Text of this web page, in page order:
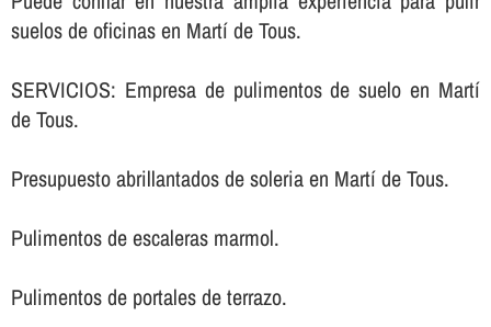
suelos de oficinas en Martí de Tous.
SERVICIOS: Empresa de pulimentos de suelo en Martí
de Tous.
Presupuesto abrillantados de soleria en Martí de Tous.
Pulimentos de escaleras marmol.
Pulimentos de portales de terrazo.